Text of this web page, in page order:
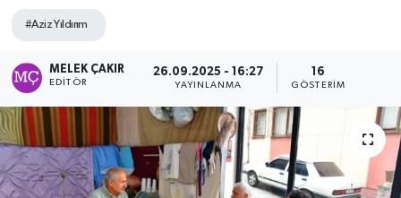
#Aziz Yıldırım
MELEK ÇAKIR
EDITÖR
26.09.2025 - 16:27
YAYINLANMA
16
GÖSTERIM